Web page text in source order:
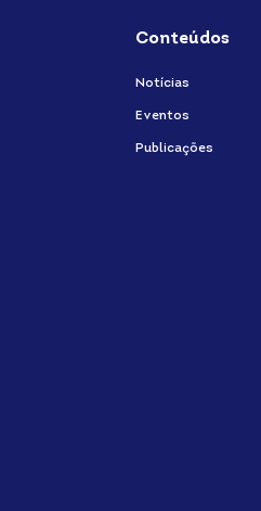
Conteúdos
Notícias
Eventos
Publicações